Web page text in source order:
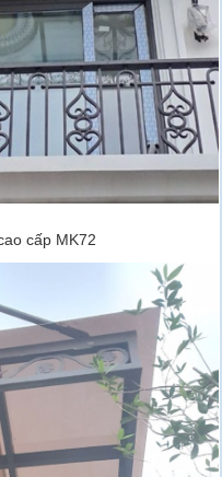
cấp MK72